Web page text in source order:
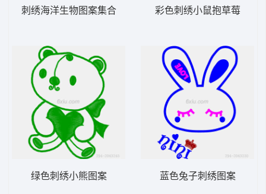
刺绣海洋生物图案集合
绿色刺绣小熊图案
彩色刺绣小鼠抱草莓
蓝色兔子刺绣图案